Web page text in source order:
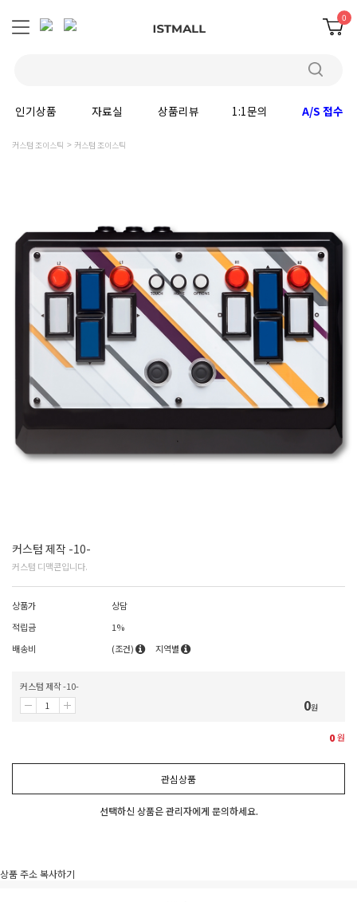
0
인기상품 자료실 상품리뷰 1:1문의 A/S 접수
커스텀 조이스틱 커스텀 조이스틱
커스텀 제작 -10-
커스텀 디맥콘입니다.
상품가
상담
적립금
1%
배송비
(조건) 지역별
커스텀 제작 -10-
0원
0원
관심상품
선택하신 상품은 관리자에게 문의하세요.
상품 주소 복사하기